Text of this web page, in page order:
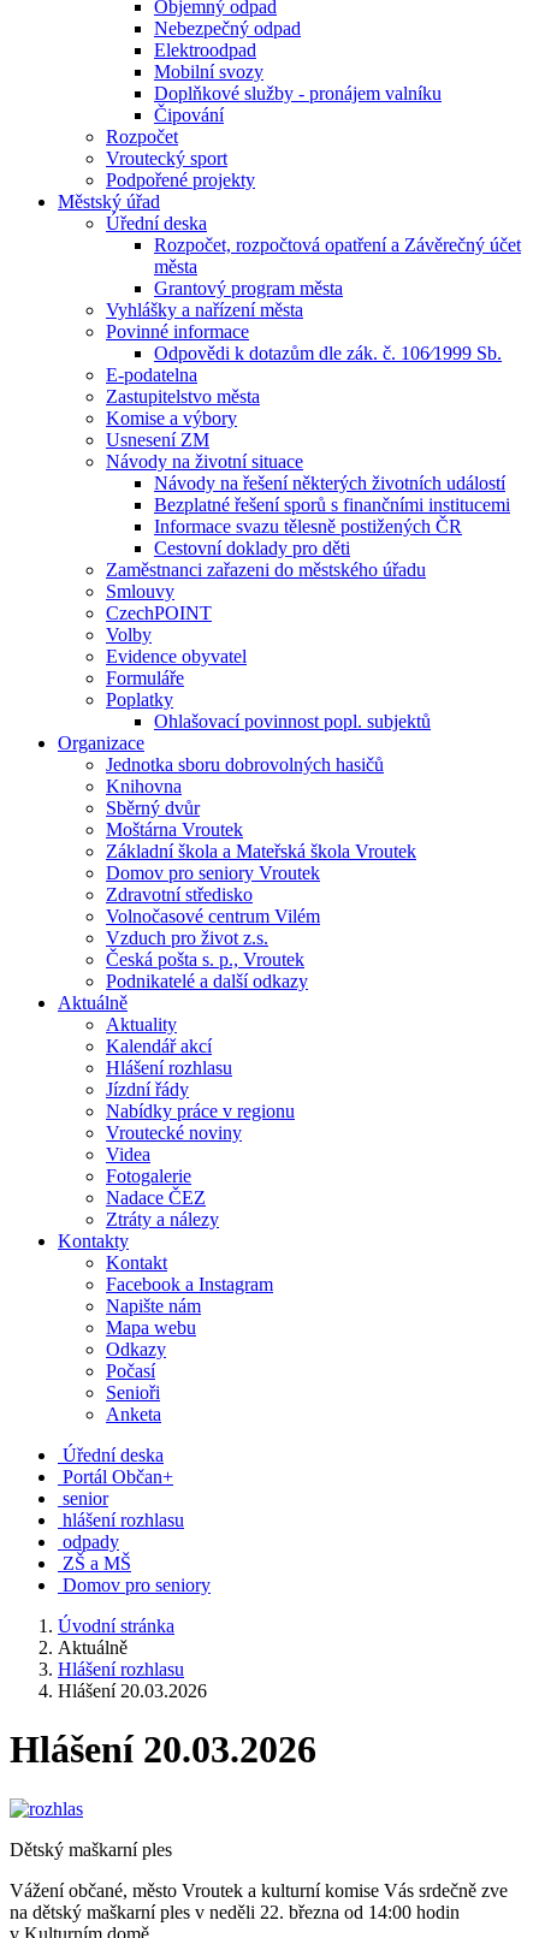
Objemný odpad
Nebezpečný odpad
Elektroodpad
Mobilní svozy
Doplňkové služby - pronájem valníku
Čipování
Rozpočet
Vroutecký sport
Podpořené projekty
Městský úřad
Úřední deska
Rozpočet, rozpočtová opatření a Závěrečný účet
města
Grantový program města
Vyhlášky a nařízení města
Povinné informace
Odpovědi k dotazům dle zák. č. 106⁄1999 Sb.
E-podatelna
Zastupitelstvo města
Komise a výbory
Usnesení ZM
Návody na životní situace
Návody na řešení některých životních událostí
Bezplatné řešení sporů s finančními institucemi
Informace svazu tělesně postižených ČR
Cestovní doklady pro děti
Zaměstnanci zařazeni do městského úřadu
Smlouvy
CzechPOINT
Volby
Evidence obyvatel
Formuláře
Poplatky
Ohlašovací povinnost popl. subjektů
Organizace
Jednotka sboru dobrovolných hasičů
Knihovna
Sběrný dvůr
Moštárna Vroutek
Základní škola a Mateřská škola Vroutek
Domov pro seniory Vroutek
Zdravotní středisko
Volnočasové centrum Vilém
Vzduch pro život z.s.
Česká pošta s. p., Vroutek
Podnikatelé a další odkazy
Aktuálně
Aktuality
Kalendář akcí
Hlášení rozhlasu
Jízdní řády
Nabídky práce v regionu
Vroutecké noviny
Videa
Fotogalerie
Nadace ČEZ
Ztráty a nálezy
Kontakty
Kontakt
Facebook a Instagram
Napište nám
Mapa webu
Odkazy
Počasí
Senioři
Anketa
Úřední deska
Portál Občan+
senior
hlášení rozhlasu
odpady
ZŠ a MŠ
Domov pro seniory
Úvodní stránka
Aktuálně
Hlášení rozhlasu
Hlášení 20.03.2026
Hlášení 20.03.2026
Dětský maškarní ples
Vážení občané, město Vroutek a kulturní komise Vás srdečně zve
na dětský maškarní ples v neděli 22. března od 14:00 hodin
v Kulturním domě.